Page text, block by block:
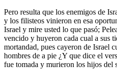
Pero resulta que los enemigos de
y los filisteos vinieron en esa
Israel y mire usted lo que pasó;
vencido y huyeron cada cual a sus
mortandad, pues cayeron de Israel
hombres de a pie ¿Y que dice el
fue tomada y murieron los hijos del